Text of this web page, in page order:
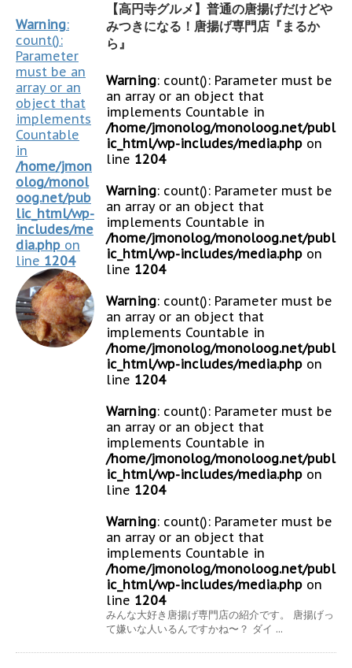
Warning:
count():
Parameter
must be an
array or an
object that
implements
Countable
in
/home/jmon
olog/monol
oog.net/pub
lic_html/wp-
includes/me
dia.php on
line 1204
【高円寺グルメ】普通の唐揚げだけどや
みつきになる！唐揚げ専門店『まるか
ら』
Warning: count(): Parameter must be
an array or an object that
implements Countable in
/home/jmonolog/monoloog.net/publ
ic_html/wp-includes/media.php on
line 1204
Warning: count(): Parameter must be
an array or an object that
implements Countable in
/home/jmonolog/monoloog.net/publ
ic_html/wp-includes/media.php on
line 1204
Warning: count(): Parameter must be
an array or an object that
implements Countable in
/home/jmonolog/monoloog.net/publ
ic_html/wp-includes/media.php on
line 1204
Warning: count(): Parameter must be
an array or an object that
implements Countable in
/home/jmonolog/monoloog.net/publ
ic_html/wp-includes/media.php on
line 1204
Warning: count(): Parameter must be
an array or an object that
implements Countable in
/home/jmonolog/monoloog.net/publ
ic_html/wp-includes/media.php on
line 1204
みんな大好き唐揚げ専門店の紹介です。 唐揚げっ
て嫌いな人いるんですかね〜？ ダイ ...